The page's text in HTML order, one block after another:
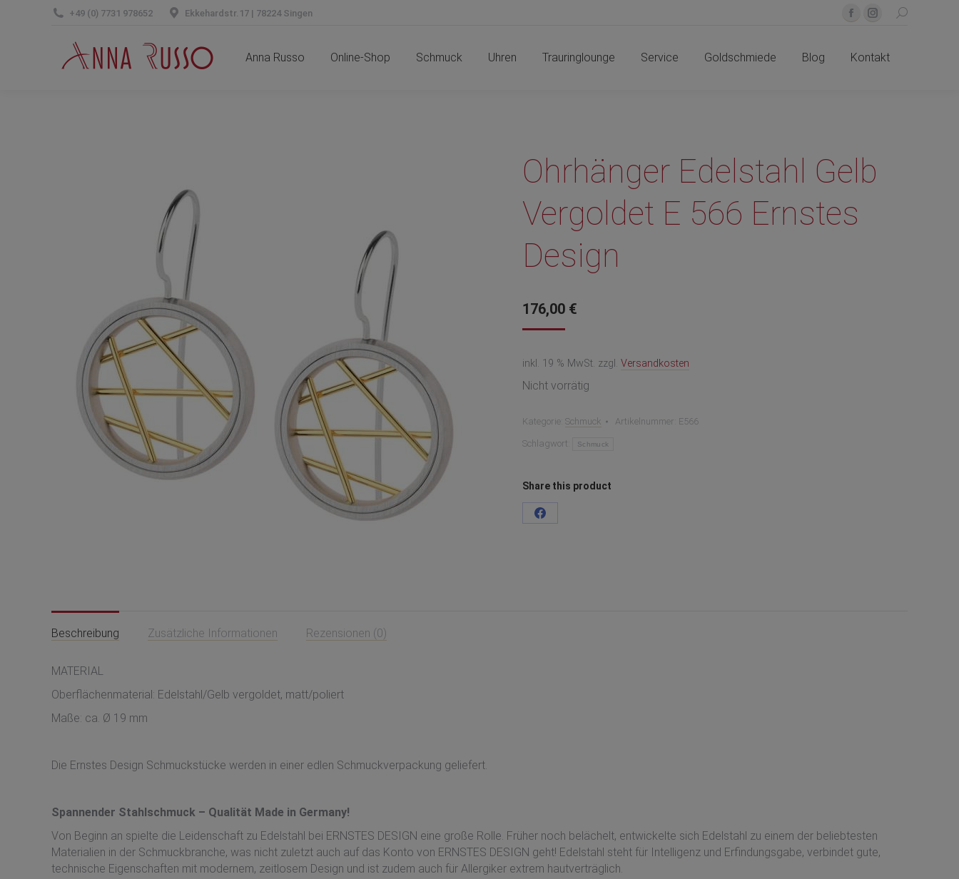
+49 (0) 7731 978652 Ekkehardstr.17 | 78224 Singen
Facebook
opens
Instagram
opens
Search:
Anna Russo Online-Shop Schmuck Uhren Trauringlounge Service Goldschmiede Blog Kontakt
Ohrhänger Edelstahl Gelb
Vergoldet E 566 Ernstes
Design
176,00 €
inkl. 19 % MwSt. zzgl. Versandkosten
Nicht vorrätig
Kategorie: Schmuck Artikelnummer: E566
Schlagwort: Schmuck
Share this product
Teilen
Beschreibung Zusätzliche Informationen Rezensionen (0)
MATERIAL
Oberflächenmaterial: Edelstahl/Gelb vergoldet, matt/poliert
Maße: ca. Ø 19 mm
Die Ernstes Design Schmuckstücke werden in einer edlen Schmuckverpackung geliefert.
Spannender Stahlschmuck – Qualität Made in Germany!
Von Beginn an spielte die Leidenschaft zu Edelstahl bei ERNSTES DESIGN eine große Rolle. Früher noch belächelt, entwickelte sich Edelstahl zu einem der beliebtesten
Materialien in der Schmuckbranche, was nicht zuletzt auch auf das Konto von ERNSTES DESIGN geht! Edelstahl steht für Intelligenz und Erfindungsgabe, verbindet gute,
technische Eigenschaften mit modernem, zeitlosem Design und ist zudem auch für Allergiker extrem hautverträglich.